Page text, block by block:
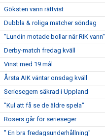
Göksten vann rättvist
Dubbla & roliga matcher söndag
"Lundin motade bollar när RIK vann"
Derby-match fredag kväll
Vinst med 19 mål
Årsta AIK väntar onsdag kväll
Seriesegern säkrad i Uppland
"Kul att få se de äldre spela"
Rosers går för serieseger
" En bra fredagsunderhållning"